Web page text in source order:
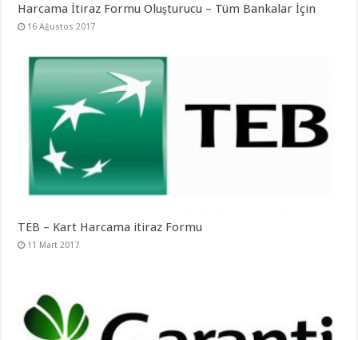
Harcama İtiraz Formu Oluşturucu – Tüm Bankalar İçin
16 Ağustos 2017
TEB – Kart Harcama itiraz Formu
11 Mart 2017